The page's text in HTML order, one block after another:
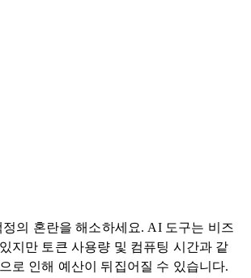
의 혼란을 해소하세요. AI 도구는 비즈
지만 토큰 사용량 및 컴퓨팅 시간과 같
로 인해 예산이 뒤집어질 수 있습니다.